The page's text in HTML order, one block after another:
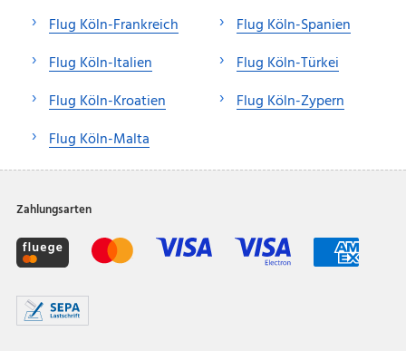
Flug Köln-Frankreich
Flug Köln-Italien
Flug Köln-Kroatien
Flug Köln-Malta
Flug Köln-Spanien
Flug Köln-Türkei
Flug Köln-Zypern